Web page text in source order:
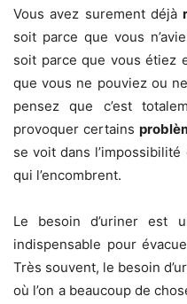
Vous avez surement déjà
soit parce que vous
soit parce que vous étiez
que vous ne pouviez ou
pensez que c’est
provoquer certains
se voit dans
qui l’encombrent.
Le besoin d’uriner est
indispensable pour
Très souvent, le besoin
où l’on a beaucoup de